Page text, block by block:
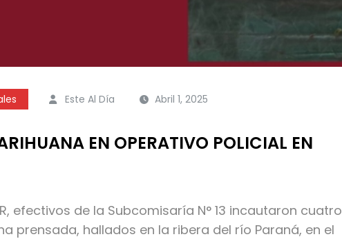
Este Al Día Abril 1, 2025
EN OPERATIVO POLICIAL EN
efectivos de la Subcomisaría N° 13 incautaron cuatro
prensada, hallados en la ribera del río Paraná, en el